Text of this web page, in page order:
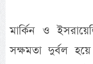
মার্কিন ও
সক্ষমতা দুর্বল